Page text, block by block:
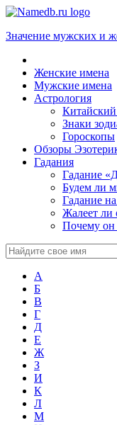
Значение мужских и
Женские имена
Мужские имена
Астрология
Китайский
Знаки
Гороскопы
Обзоры
Гадания
Гадание
Будем ли
Гадание
Жалеет ли
Почему он
А
Б
В
Г
Д
Е
Ж
З
И
К
Л
М